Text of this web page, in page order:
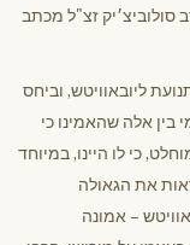
זצ"ל מכתב
ליובאוויטש, וביחס
בין אלה שהאמינו כי
כי לו היינו, במיוחד
את הגאולה
– אמונה